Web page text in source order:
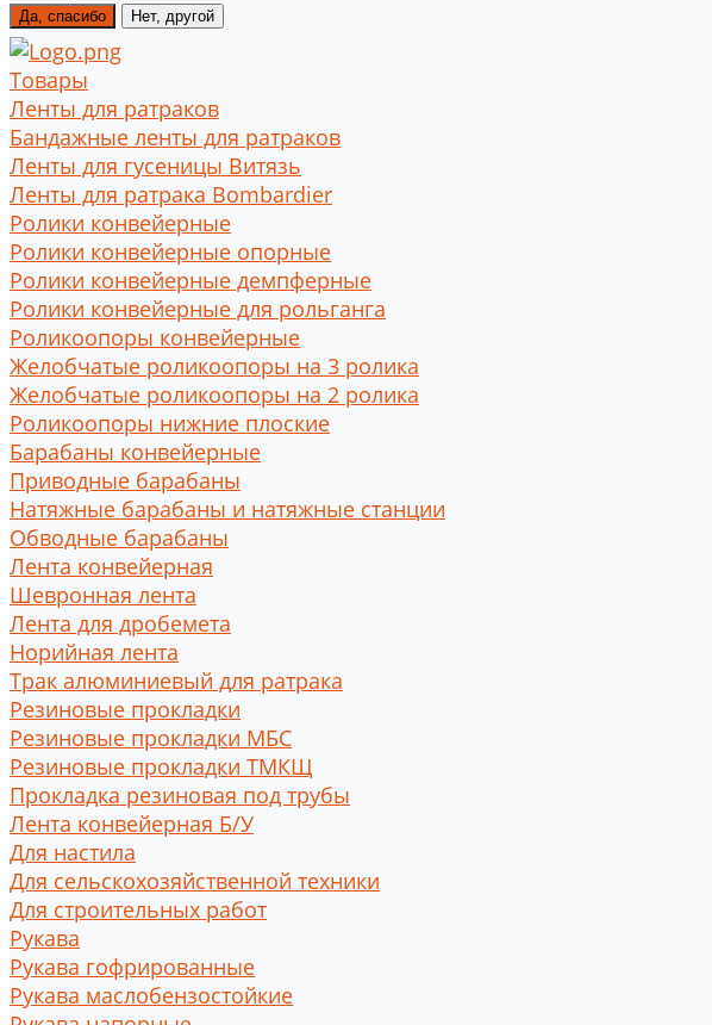
Да, спасибо Нет, другой
Товары
Ленты для ратраков
Бандажные ленты для ратраков
Ленты для гусеницы Витязь
Ленты для ратрака Bombardier
Ролики конвейерные
Ролики конвейерные опорные
Ролики конвейерные демпферные
Ролики конвейерные для рольганга
Роликоопоры конвейерные
Желобчатые роликоопоры на 3 ролика
Желобчатые роликоопоры на 2 ролика
Роликоопоры нижние плоские
Барабаны конвейерные
Приводные барабаны
Натяжные барабаны и натяжные станции
Обводные барабаны
Лента конвейерная
Шевронная лента
Лента для дробемета
Норийная лента
Трак алюминиевый для ратрака
Резиновые прокладки
Резиновые прокладки МБС
Резиновые прокладки ТМКЩ
Прокладка резиновая под трубы
Лента конвейерная Б/У
Для настила
Для сельскохозяйственной техники
Для строительных работ
Рукава
Рукава гофрированные
Рукава маслобензостойкие